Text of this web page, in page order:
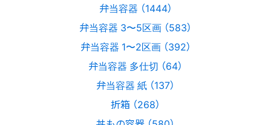
弁当容器 （1444）
弁当容器 3〜5区画 （583）
弁当容器 1〜2区画 （392）
弁当容器 多仕切 （64）
弁当容器 紙 （137）
折箱 （268）